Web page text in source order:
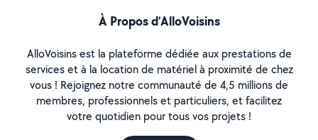
CONTACTER POUR PLUS D'INFORMATIONS
À Propos d’AlloVoisins
AlloVoisins est la plateforme dédiée aux prestations de
services et à la location de matériel à proximité de chez
vous ! Rejoignez notre communauté de 4,5 millions de
membres, professionnels et particuliers, et facilitez
votre quotidien pour tous vos projets !